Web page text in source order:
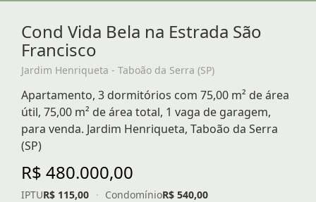
Cond Vida Bela na Estrada São
Francisco
Jardim Henriqueta - Taboão da Serra (SP)
Apartamento, 3 dormitórios com 75,00 m² de área
útil, 75,00 m² de área total, 1 vaga de garagem,
para venda. Jardim Henriqueta, Taboão da Serra
(SP)
R$ 480.000,00
IPTUR$ 115,00 · CondomínioR$ 540,00